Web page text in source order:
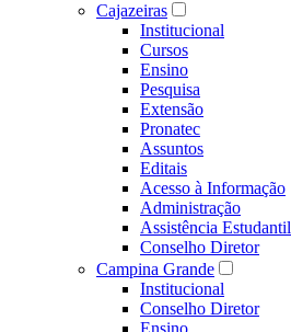
Cajazeiras
Institucional
Cursos
Ensino
Pesquisa
Extensão
Pronatec
Assuntos
Editais
Acesso à Informação
Administração
Assistência Estudantil
Conselho Diretor
Campina Grande
Institucional
Conselho Diretor
Ensino